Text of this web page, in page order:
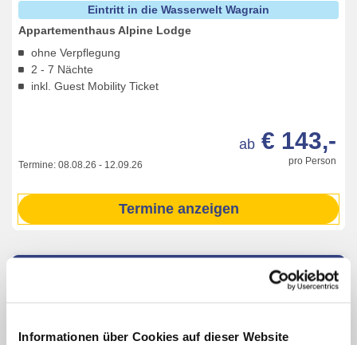
Informationen über Cookies auf dieser Website
Eintritt in die Wasserwelt Wagrain
Appartementhaus Alpine Lodge
ohne Verpflegung
2 - 7 Nächte
inkl. Guest Mobility Ticket
Termine: 08.08.26 - 12.09.26 pro Person
ab € 143,-
Termine anzeigen
Energiepauschale, Bettwäsche